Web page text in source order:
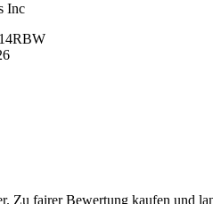
Inc
Zu fairer Bewertung kaufen und